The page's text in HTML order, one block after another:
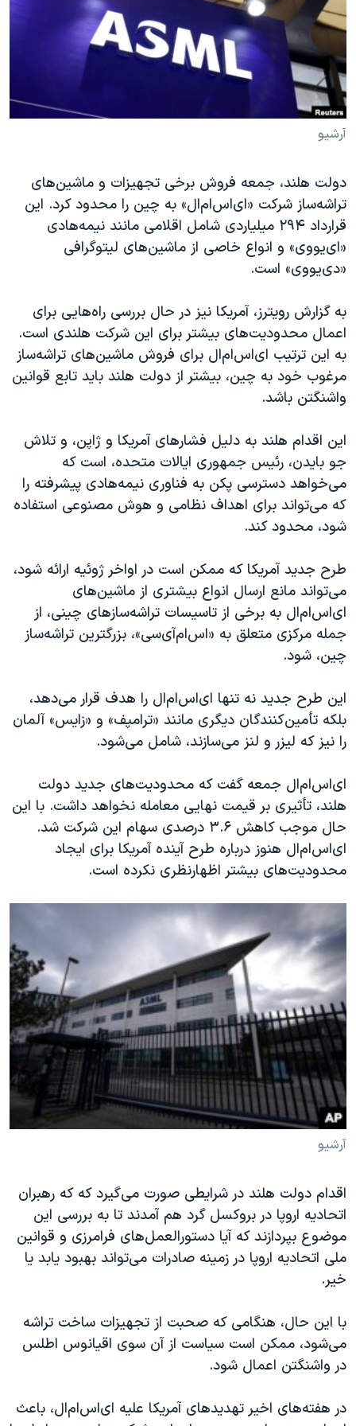
فرهنگ و زندگی
حقوق شهروندی
اقتصادی
علم و فناوری
اسرائیل در جنگ
آرشیو پخش زنده
مستندها
انتخابات ریاست جمهوری آمریکا ۲۰۲۴
حمله جمهوری اسلامی به اسرائیل
رمز مهسا
ورزش زنان در ایران
مجموعه مستندهای دادخواهی
تریبونال مردمی آبان ۹۸
دادگاه حمید نوری
چهل سال گروگان‌گیری
اعتراضات مردمی آبان ۹۸
اسرائیل در جنگ
نرگس محمدی برنده جایزه نوبل صلح
صفحه‌های ویژه
سفر پرزیدنت ترامپ به چین
دنبال کنید
زبانهای مختلف
آرشیو
دولت هلند، جمعه فروش برخی تجهیزات و ماشین‌های
تراشه‌ساز شرکت «ای‌اس‌ام‌ال» به چین را محدود کرد. این
قرارداد ۲۹۴ میلیاردی شامل اقلامی مانند نیمه‌هادی
«ای‌یو‌وی» و انواع خاصی از ماشین‌های لیتوگرافی
«دی‌یووی» است.
به گزارش رویترز، آمریکا نیز در حال بررسی راه‌هایی برای
اعمال محدودیت‌های بیشتر برای این شرکت هلندی است.
به این ترتیب ای‌اس‌ام‌ال برای فروش ماشین‌های تراشه‌ساز
مرغوب خود به چین، بیشتر از دولت هلند باید تابع قوانین
واشنگتن باشد.
این اقدام هلند به دلیل فشارهای آمریکا و ژاپن، و تلاش
جو‌ بایدن، رئیس جمهوری ایالات متحده، است که
می‌خواهد دسترسی پکن به فناوری نیمه‌هادی پیشرفته را
که می‌تواند برای اهداف نظامی و هوش مصنوعی استفاده
شود، محدود کند.
طرح جدید آمریکا که ممکن است در اواخر ژوئیه ارائه شود،
می‌تواند مانع ارسال انواع بیشتری از ماشین‌های
ای‌اس‌ام‌ال به برخی از تاسیسات تراشه‌‌سازهای چینی، از
جمله مرکزی متعلق به «اس‌ام‌آی‌سی»، بزرگترین تراشه‌ساز
چین، شود.
این طرح جدید نه تنها ای‌اس‌ام‌ال را هدف قرار می‌دهد،
بلکه تأمین‌کنندگان دیگری مانند «ترامپف» و «زایس» آلمان
را نیز که لیزر و لنز می‌سازند، شامل می‌شود.
ای‌اس‌ام‌ال جمعه گفت که محدودیت‌های جدید دولت
هلند، تأثیری بر قیمت نهایی معامله نخواهد داشت. با این
حال موجب کاهش ۳.۶ درصدی سهام این شرکت شد.
ای‌اس‌ام‌ال هنوز درباره طرح آینده آمریکا برای ایجاد
محدودیت‌های بیشتر اظهارنظری نکرده است.
آرشیو
اقدام دولت هلند در شرایطی صورت می‌گیرد که که رهبران
اتحادیه اروپا در بروکسل گرد هم آمدند تا به بررسی این
موضوع بپردازند که آیا دستورالعمل‌های فرامرزی و قوانین
ملی اتحادیه اروپا در زمینه صادرات می‌تواند بهبود یابد یا
خیر.
با این حال، هنگامی که صحبت از تجهیزات ساخت تراشه
می‌شود، ممکن است سیاست از آن سوی اقیانوس اطلس
در واشنگتن اعمال شود.
در هفته‌های اخیر تهدیدهای آمریکا علیه ای‌اس‌ام‌ال، باعث